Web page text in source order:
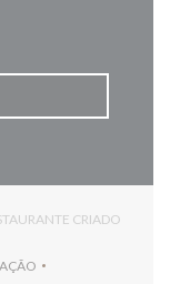
CRIADO
NUMA NOVA JANELA))